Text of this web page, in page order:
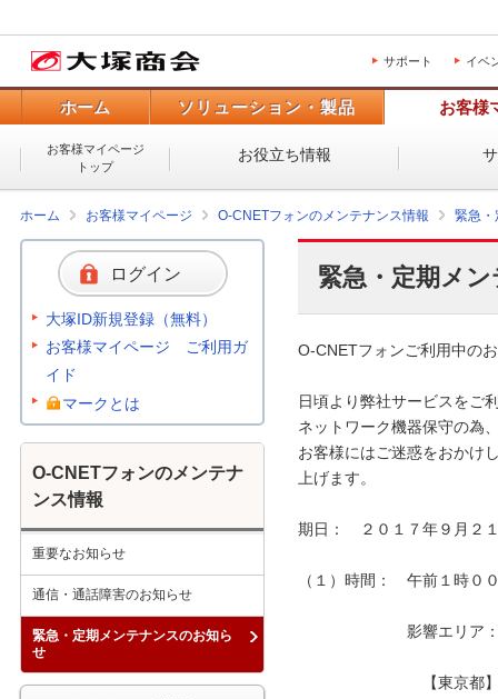
サポート イベ
ホーム ソリューション・製品 お客様
お客様マイページ
トップ
お役立ち情報
ホーム お客様マイページ O-CNETフォンのメンテナンス情報 緊急・
緊急・定期メ
O-CNETフォンご利用中の
日頃より弊社サービスをご
ネットワーク機器保守の為
お客様にはご迷惑をおかけ
上げます。
期日：　２０１７年９月２
（１）時間：　午前１時０
影響エリア：　下記
【東京
ログイン
大塚ID新規登録（無料）
お客様マイページ ご利用ガ
イド
マークとは
O-CNETフォンのメンテナ
ンス情報
重要なお知らせ
通信・通話障害のお知らせ
緊急・定期メンテナンスのお知ら
せ